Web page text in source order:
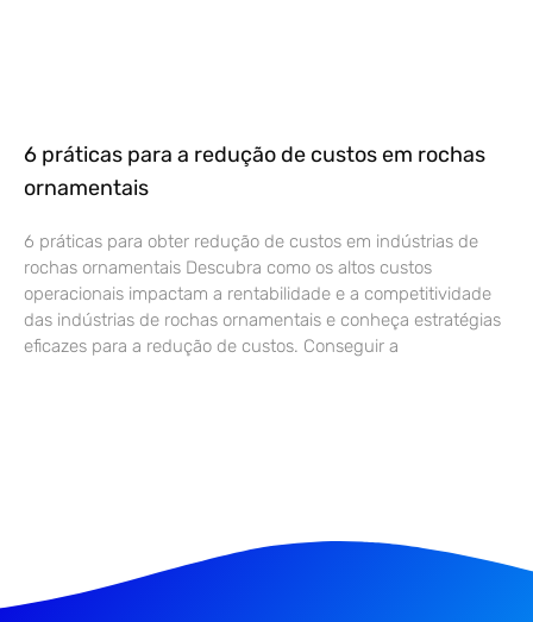
6 práticas para a redução de custos em rochas
ornamentais
6 práticas para obter redução de custos em indústrias de
rochas ornamentais Descubra como os altos custos
operacionais impactam a rentabilidade e a competitividade
das indústrias de rochas ornamentais e conheça estratégias
eficazes para a redução de custos. Conseguir a